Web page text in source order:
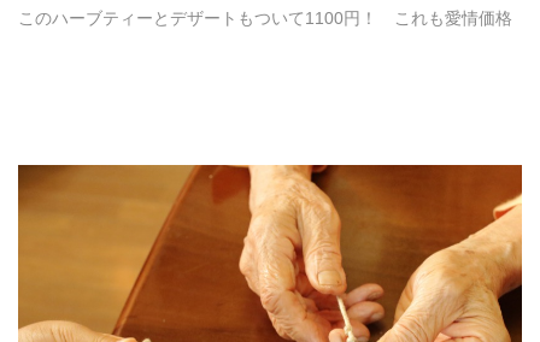
このハーブティーとデザートもついて1100円！ これも愛情価格